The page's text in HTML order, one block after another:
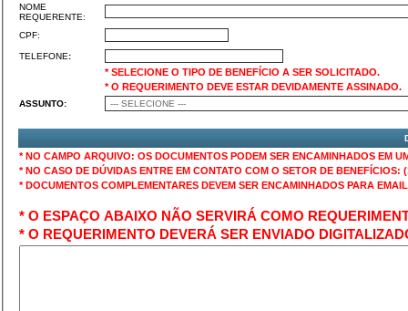
NOME
REQUERENTE:
CPF:
TELEFONE:
* SELECIONE O TIPO DE BENEFÍCIO A SER SOLICITADO.
* O REQUERIMENTO DEVE ESTAR DEVIDAMENTE ASSINADO.
ASSUNTO:
* NO CAMPO ARQUIVO: OS DOCUMENTOS
* NO CASO DE DÚVIDAS ENTRE EM CONTATO COM O SETOR DE BENEFÍCIOS:
* DOCUMENTOS COMPLEMENTARES DEVEM SER
* O ESPAÇO ABAIXO NÃO SERVIRÁ COMO
* O REQUERIMENTO DEVERÁ SER ENVIADO